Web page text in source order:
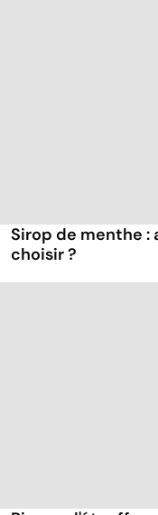
Sirop de menthe :
choisir ?